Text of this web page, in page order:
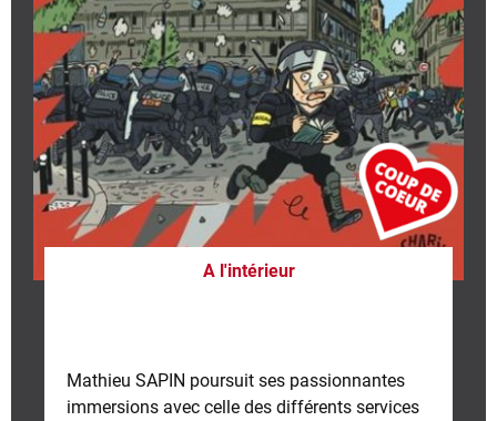
A l'intérieur
Mathieu SAPIN poursuit ses passionnantes
immersions avec celle des différents services